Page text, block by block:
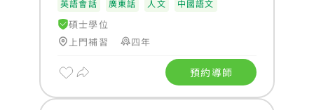
英語會話 廣東話 人文 中國語文
碩士學位
上門補習
四年
預約導師